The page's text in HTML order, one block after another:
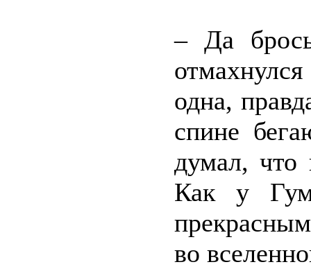
– Да
одна,
спине
думал, что
Как у
во